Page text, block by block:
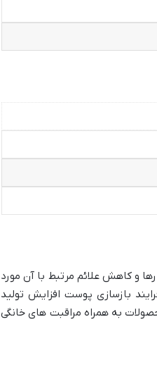
و کاهش علائم مرتبط با آن مورد
بازسازی پوست افزایش تولید
به همراه مراقبت های خانگی